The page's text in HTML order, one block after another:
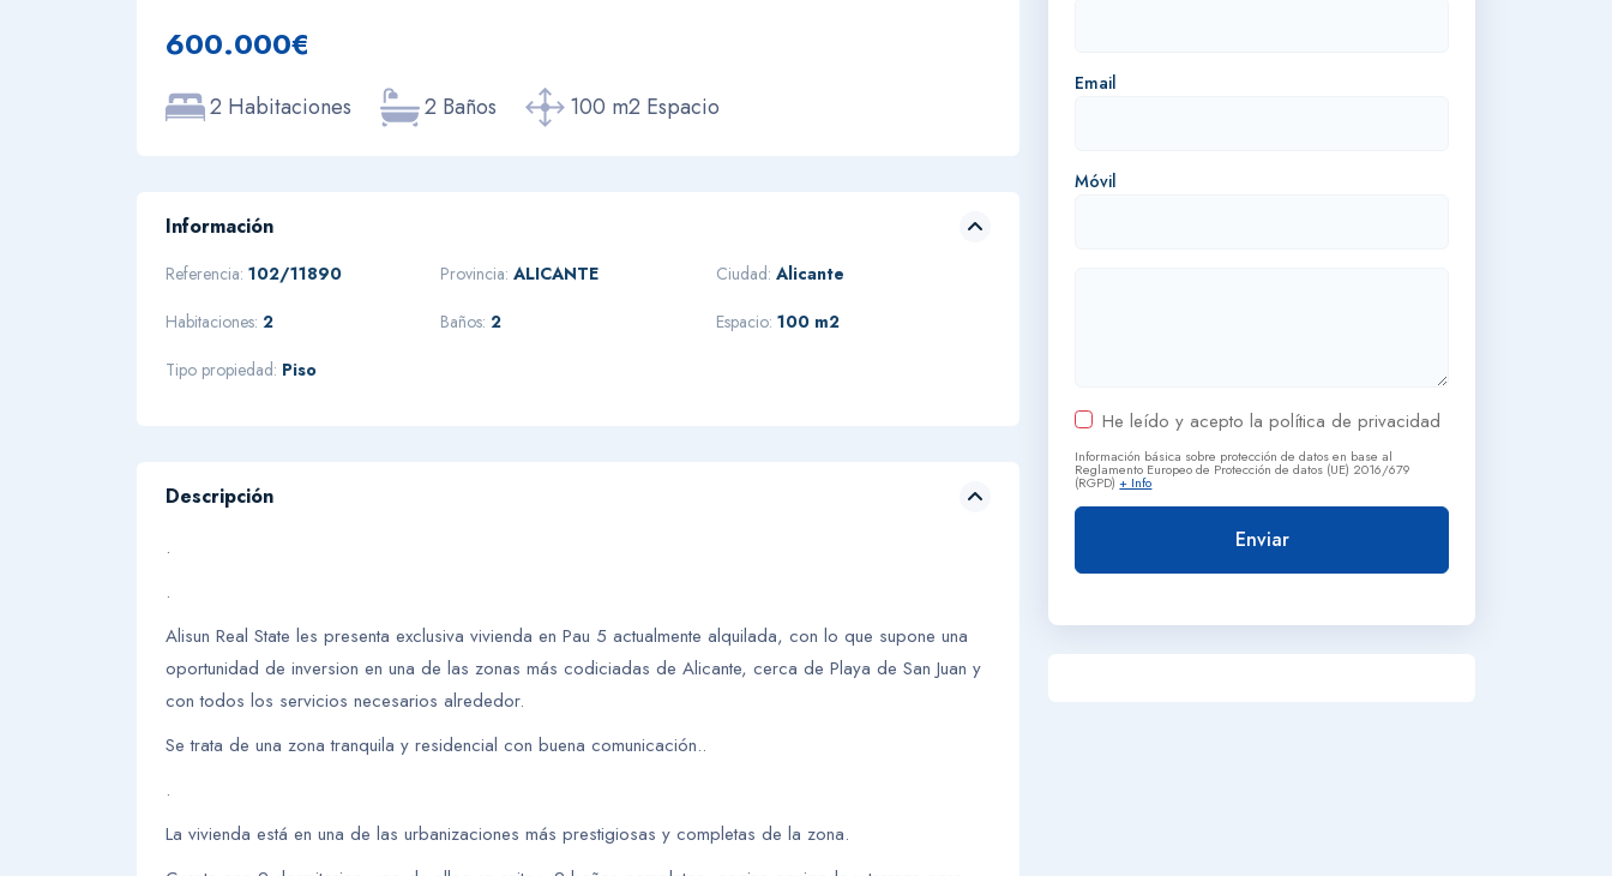
600.000€
2 Habitaciones 2 Baños 100 m2 Espacio
Información
Referencia: 102/11890 Provincia:ALICANTE Ciudad: Alicante
Habitaciones: 2 Baños:2 Espacio: 100 m2
Tipo propiedad: Piso
Descripción
.
.
Alisun Real State les presenta exclusiva vivienda en Pau 5 actualmente alquilada, con lo que supone una
oportunidad de inversion en una de las zonas más codiciadas de Alicante, cerca de Playa de San Juan y
con todos los servicios necesarios alrededor.
Se trata de una zona tranquila y residencial con buena comunicación..
.
La vivienda está en una de las urbanizaciones más prestigiosas y completas de la zona.
Email
Móvil
He leído y acepto la política de privacidad
Información básica sobre protección de datos en base al
Reglamento Europeo de Protección de datos (UE) 2016/679
(RGPD)+ Info